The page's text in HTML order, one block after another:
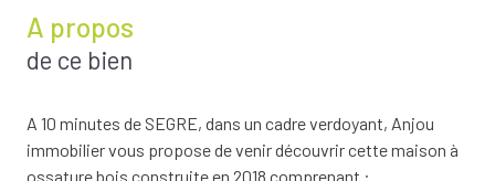
A propos
de ce bien
A 10 minutes de SEGRE, dans un cadre verdoyant, Anjou
immobilier vous propose de venir découvrir cette maison à
ossature bois construite en 2018 comprenant :